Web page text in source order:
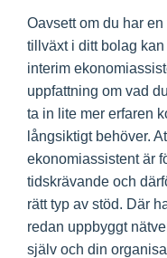
Oavsett om du har
tillväxt i ditt bolag
interim
uppfattning om vad
ta in lite mer erfaren
långsiktigt behöver.
ekonomiassistent är
tidskrävande och
rätt typ av stöd. Där
redan uppbyggt
själv och din